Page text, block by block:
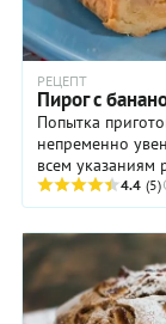
РЕЦЕПТ
Пирог с
Попытка
непременно
всем указаниям
подсушите 4.4 (5)